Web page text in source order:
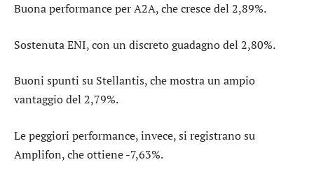
Buona performance perA2A, che cresce del 2,89%.
SostenutaENI, con un discreto guadagno del 2,80%.
Buoni spunti su Stellantis, che mostra un ampio
vantaggio del 2,79%.
Le peggiori performance, invece, si registrano su
Amplifon, che ottiene -7,63%.